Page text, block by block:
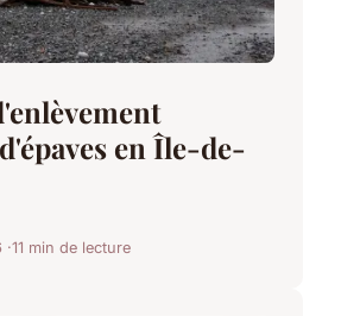
en Île-de-
11 min de lecture